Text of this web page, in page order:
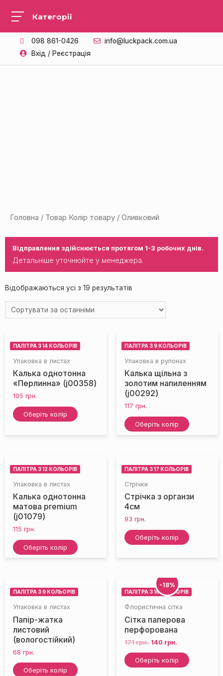
098 861-0426
info@luckpack.com.ua
Вхід / Реєстрація
Головна / Товар Колір товару / Оливковий
Відправлення здійснюється протягом 1-3 робочих днів.
Детальніше уточнюйте у менеджера.
Відображаються усі з 19 результатів
ПАЛІТРА З 14 КОЛЬОРІВ
Упаковка в листах
Калька однотонна
«Перлинна» (j00358)
105 грн.
Оберіть колір
ПАЛІТРА З 9 КОЛЬОРІВ
Упаковка в рулонах
Калька щільна з
золотим напиленням
(j00292)
117 грн.
Оберіть колір
ПАЛІТРА З 12 КОЛЬОРІВ
Упаковка в листах
Калька однотонна
матова premium
(j01079)
115 грн.
Оберіть колір
ПАЛІТРА З 17 КОЛЬОРІВ
Стрічки
Стрічка з органзи
4см
93 грн.
Оберіть колір
ПАЛІТРА З 9 КОЛЬОРІВ
Упаковка в листах
Папір-жатка
листовий
(вологостійкий)
68 грн.
Оберіть колір
ПАЛІТРА З 16 КОЛЬОРІВ
-18%
Флористична сітка
Сітка паперова
перфорована
171грн. 140 грн.
Оберіть колір